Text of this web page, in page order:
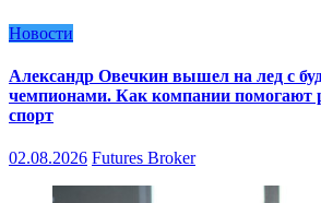
Новости
Александр Овечкин вышел на лед с
чемпионами. Как компании помогают
спорт
02.08.2026 Futures Broker